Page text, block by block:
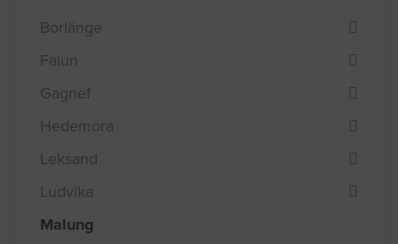
Borlänge
Falun
Gagnef
Hedemora
Leksand
Ludvika
Malung